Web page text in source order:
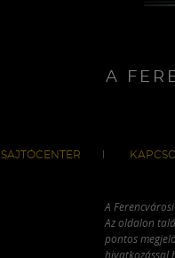
A
SAJTÓCENTER
A
Az oldalon
pontos
hivatkozással